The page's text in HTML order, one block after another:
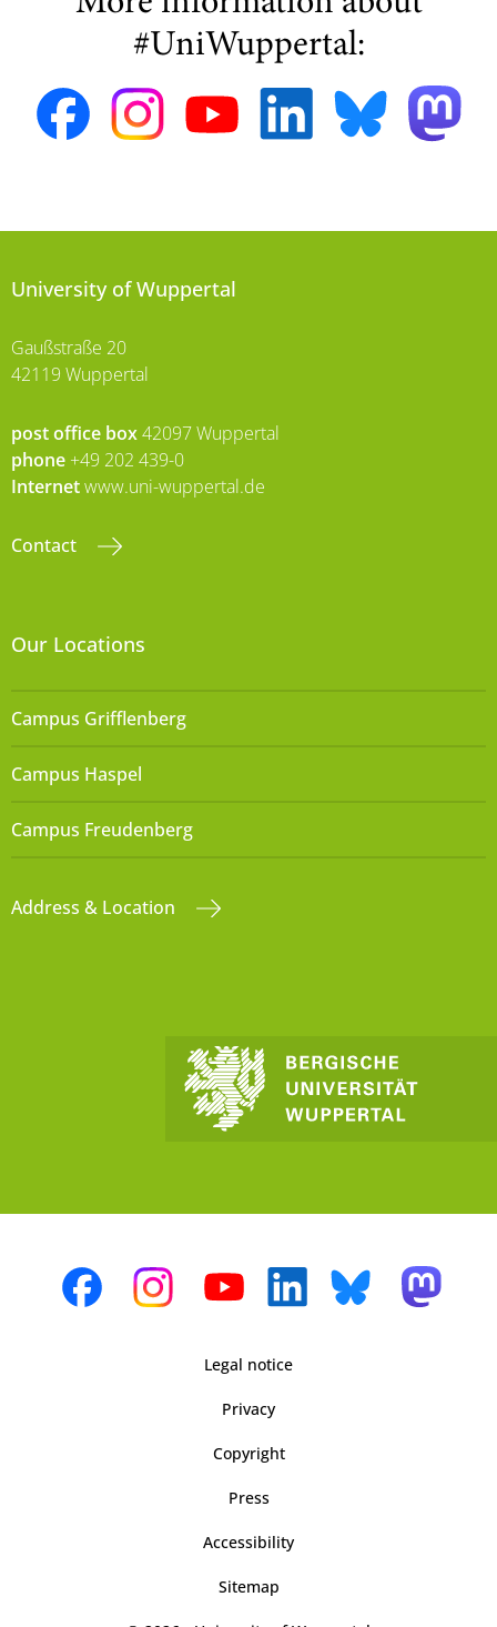
#UniWuppertal:
University of Wuppertal
Gaußstraße 20
42119 Wuppertal
post office box42097 Wuppertal
phone +49 202 439-0
Internetwww.uni-wuppertal.de
Contact
Our Locations
Campus Grifflenberg
Campus Haspel
Campus Freudenberg
Address & Location
Legal notice
Privacy
Copyright
Press
Accessibility
Sitemap